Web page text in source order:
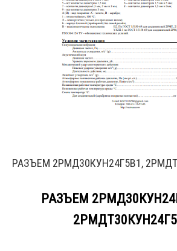
РАЗЪЕМ 2РМД30КУН24Г5В1,
РАЗЪЕМ